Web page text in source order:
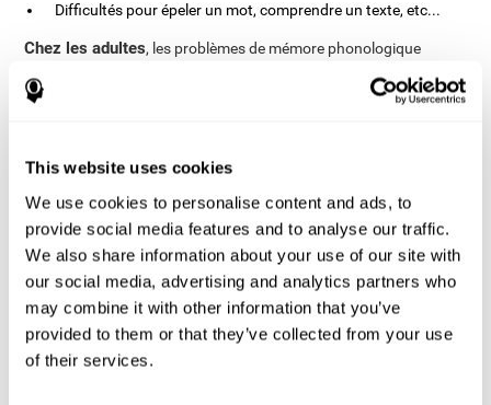
This website uses cookies
We use cookies to personalise content and ads, to
provide social media features and to analyse our traffic.
We also share information about your use of our site with
our social media, advertising and analytics partners who
may combine it with other information that you’ve
provided to them or that they’ve collected from your use
of their services.
Difficultés pour épeler un mot, comprendre un texte, etc...
Chez les adultes, les problèmes de mémore phonologique
traumatismes crânien avec des lésions au niveau du cortex
Comment sont évalués les
problèmes de mémoire
phonologique à court terme ?
A travers une évaluation neuropsychologique complète, nous
pouvons évaluer la mémoire phonologique à court-terme d'une
personne de manière efficace et fiable.
A CogniFit, à travers la